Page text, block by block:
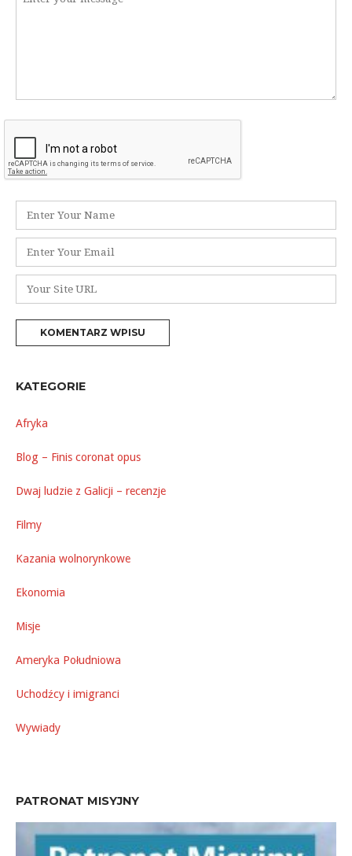
*
e-
internetowa
KATEGORIE
Afryka
Blog – Finis coronat opus
Dwaj ludzie z Galicji – recenzje
Filmy
Kazania wolnorynkowe
Ekonomia
Misje
Ameryka Południowa
Uchodźcy i imigranci
Wywiady
PATRONAT MISYJNY